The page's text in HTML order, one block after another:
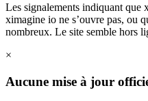
Les signalements indiquant que
ximagine io ne s’ouvre pas, ou
nombreux. Le site semble hors
×
Aucune mise à jour